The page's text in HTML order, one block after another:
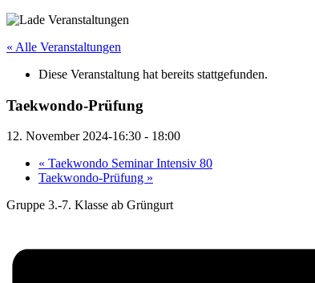
« Alle Veranstaltungen
Diese Veranstaltung hat bereits stattgefunden.
Taekwondo-Prüfung
12. November 2024-16:30 - 18:00
« Taekwondo Seminar Intensiv 80
Taekwondo-Prüfung »
Gruppe 3.-7. Klasse ab Grüngurt